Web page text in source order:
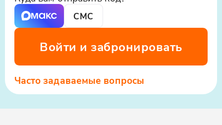
СМС
Войти и забронировать
Часто задаваемые вопросы